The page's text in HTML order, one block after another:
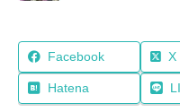
Facebook X
Hatena